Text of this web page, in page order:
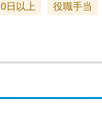
日以上 役職手当